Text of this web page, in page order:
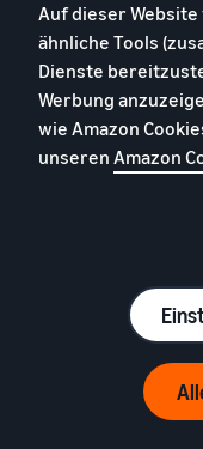
Bücher online
Kleidung online
Möbel online
Mobiltelefone online
Weltweit verkaufen
Strategic Account
Auf dieser
ähnliche Tools
Dienste
Werbung
wie Amazon
unseren Amazon